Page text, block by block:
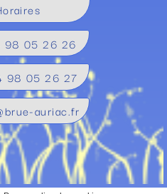
98 05 26 26
98 05 26 27
auriac.fr